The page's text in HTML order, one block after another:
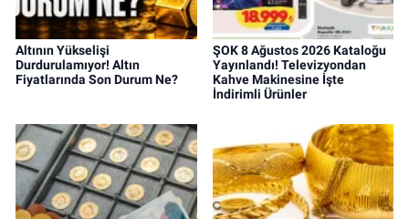
Altının Yükselişi
Durdurulamıyor! Altın
Fiyatlarında Son Durum Ne?
ŞOK 8 Ağustos 2026 Kataloğu
Yayınlandı! Televizyondan
Kahve Makinesine İşte
İndirimli Ürünler